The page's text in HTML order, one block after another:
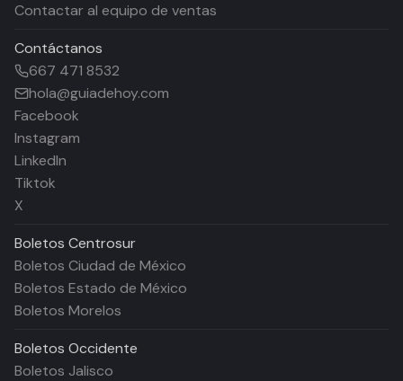
Contactar al equipo de ventas
Contáctanos
667 471 8532
hola@guiadehoy.com
Facebook
Instagram
LinkedIn
Tiktok
X
Boletos Centrosur
Boletos Ciudad de México
Boletos Estado de México
Boletos Morelos
Boletos Occidente
Boletos Jalisco